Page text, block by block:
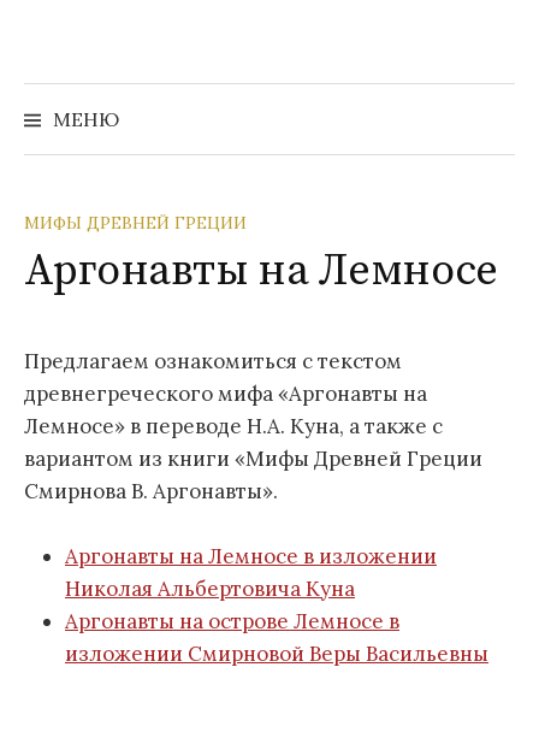
содержимому
МЕНЮ
Найти:
МИФЫ ДРЕВНЕЙ ГРЕЦИИ
Аргонавты на Лемносе
Предлагаем ознакомиться с текстом
древнегреческого мифа «Аргонавты на
Лемносе» в переводе Н.А. Куна, а также с
вариантом из книги «Мифы Древней Греции
Смирнова В. Аргонавты».
Аргонавты на Лемносе в изложении
Николая Альбертовича Куна
Аргонавты на острове Лемносе в
изложении Смирновой Веры Васильевны